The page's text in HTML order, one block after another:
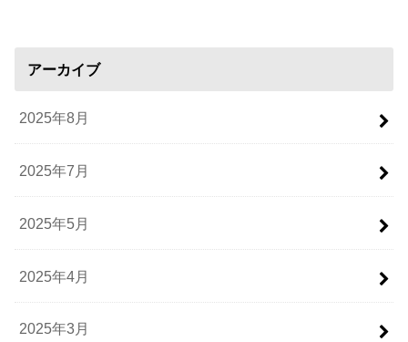
アーカイブ
2025年8月
2025年7月
2025年5月
2025年4月
2025年3月